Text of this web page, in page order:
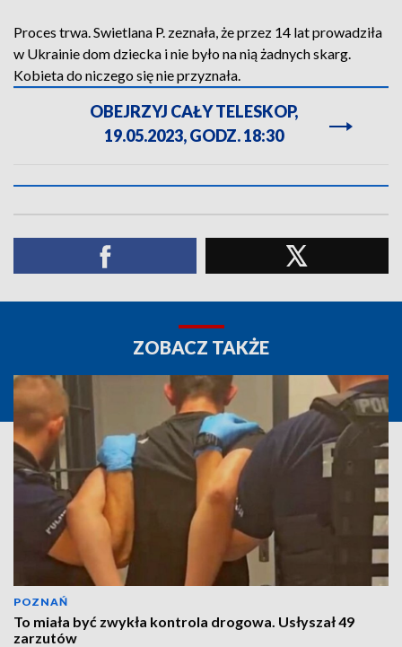
Proces trwa. Swietlana P. zeznała, że przez 14 lat prowadziła
w Ukrainie dom dziecka i nie było na nią żadnych skarg.
Kobieta do niczego się nie przyznała.
OBEJRZYJ CAŁY TELESKOP,
19.05.2023, GODZ. 18:30
ZOBACZ TAKŻE
POZNAŃ
To miała być zwykła kontrola drogowa. Usłyszał 49
zarzutów